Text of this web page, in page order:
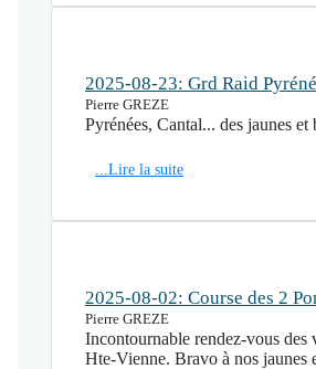
2025-08-23: Grd Raid
Pierre GREZE
Pyrénées, Cantal... des jaunes et
...Lire la suite
2025-08-02: Course des 2
Pierre GREZE
Incontournable rendez-vous des
Hte-Vienne. Bravo à nos jaunes